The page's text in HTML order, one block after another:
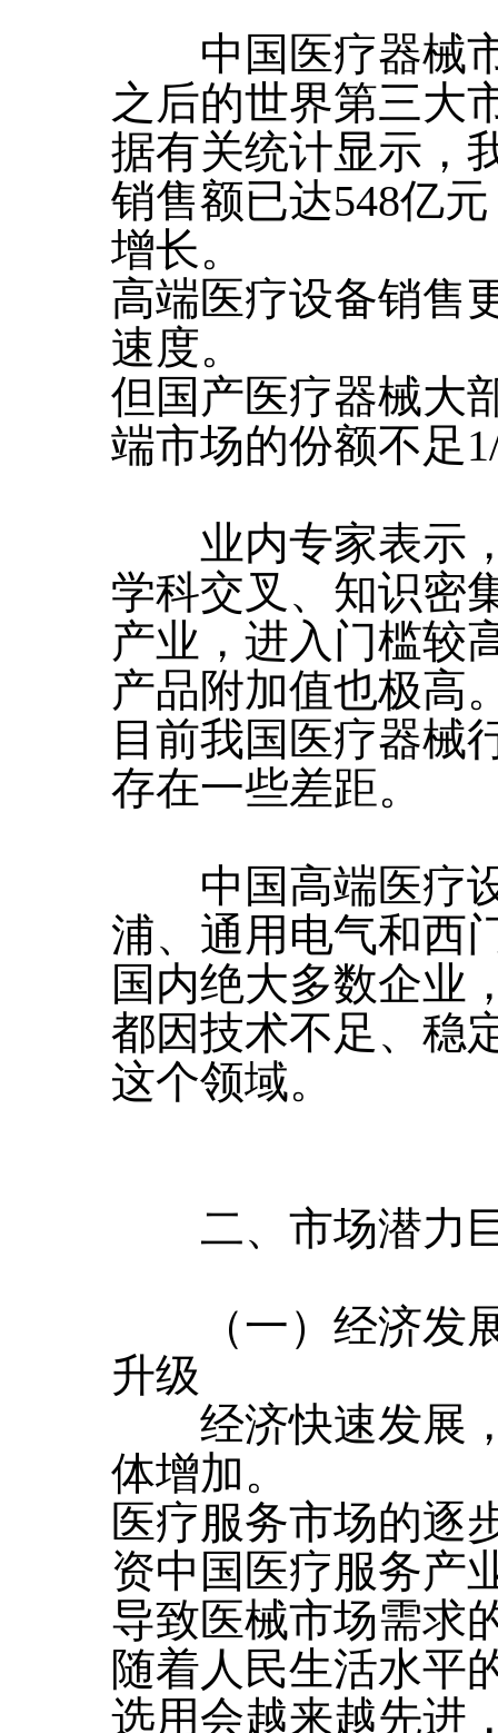
中国医疗器械市
之后的世界第三大
据有关统计显示，
销售额已达548亿
增长。
高端医疗设备销售
速度。
但国产医疗器械大
端市场的份额不足
业内专家表示，
学科交叉、知识密
产业，进入门槛较
产品附加值也极高
目前我国医疗器械
存在一些差距。
中国高端医疗设
浦、通用电气和西
国内绝大多数企业
都因技术不足、稳
这个领域。
二、市场潜力巨
（一）经济发展
升级
经济快速发展，
体增加。
医疗服务市场的逐
资中国医疗服务产
导致医械市场需求
随着人民生活水平
选用会越来越先进